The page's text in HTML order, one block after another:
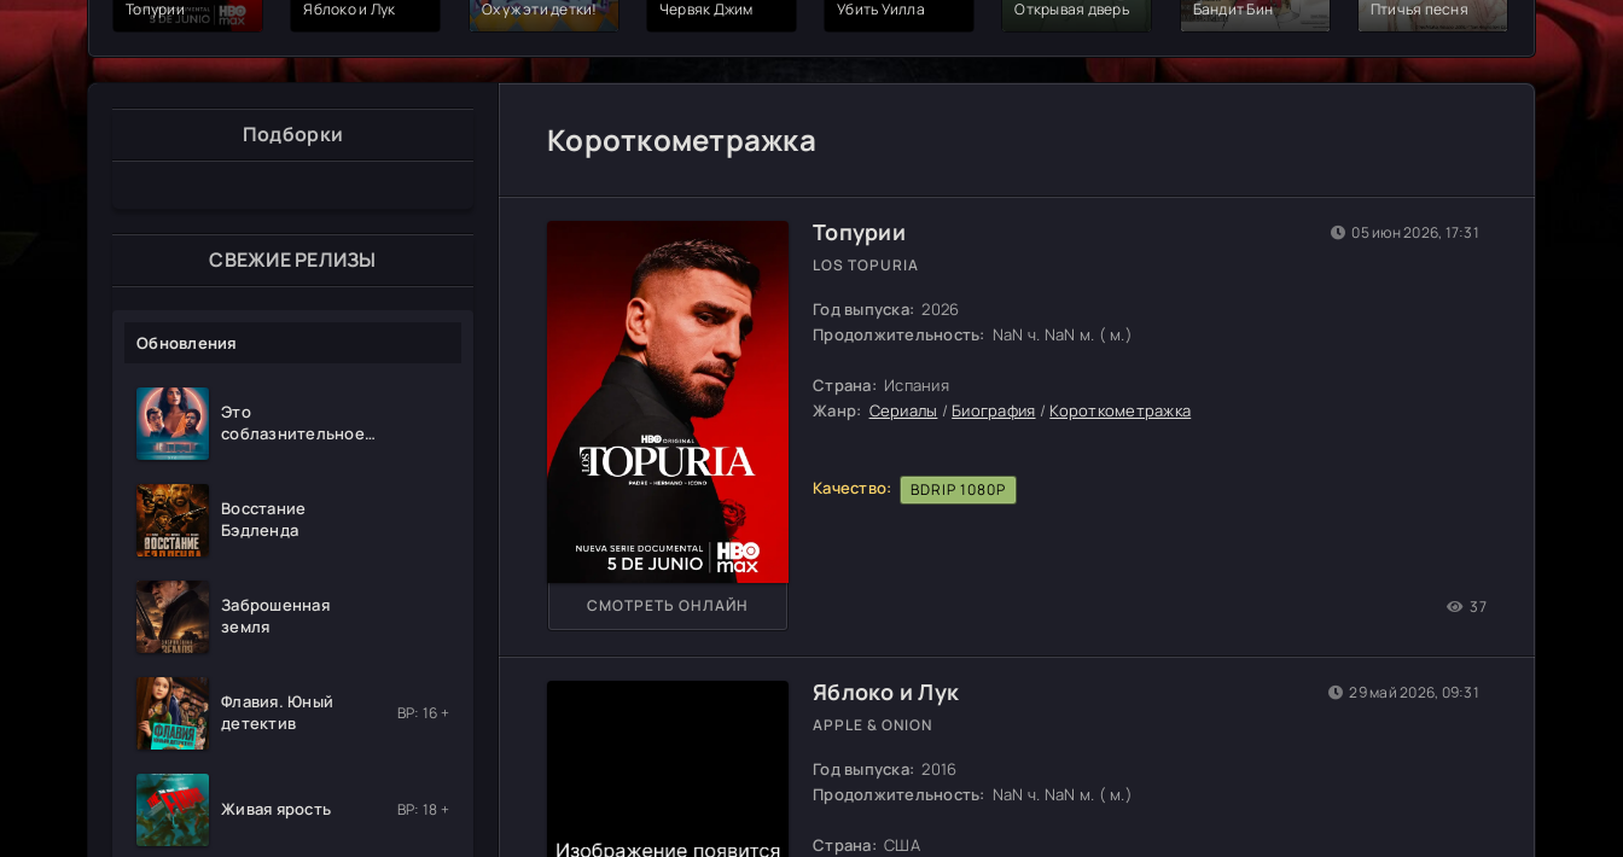
Топурии Яблоко и Лук Ох уж эти детки! Червяк Джим Убить Уилла Открывая дверь Бандит Бин Птичья песня
Подборки
СВЕЖИЕ РЕЛИЗЫ
Обновления
Это
соблазнительное
Восстание
Бэдленда
Заброшенная
земля
Флавия. Юный
детектив
ВР: 16 +
Живая ярость ВР: 18 +
Короткометражка
Топурии
LOS TOPURIA
Год выпуска: 2026
Продолжительность: NaN ч. NaN м. ( м.)
Страна: Испания
Жанр: Сериалы / Биография / Короткометражка
Качество: BDRIP 1080P
СМОТРЕТЬ ОНЛАЙН 37
05 июн 2026, 17:31
Яблоко и Лук
APPLE & ONION
Год выпуска: 2016
Продолжительность: NaN ч. NaN м. ( м.)
Страна: США
29 май 2026, 09:31